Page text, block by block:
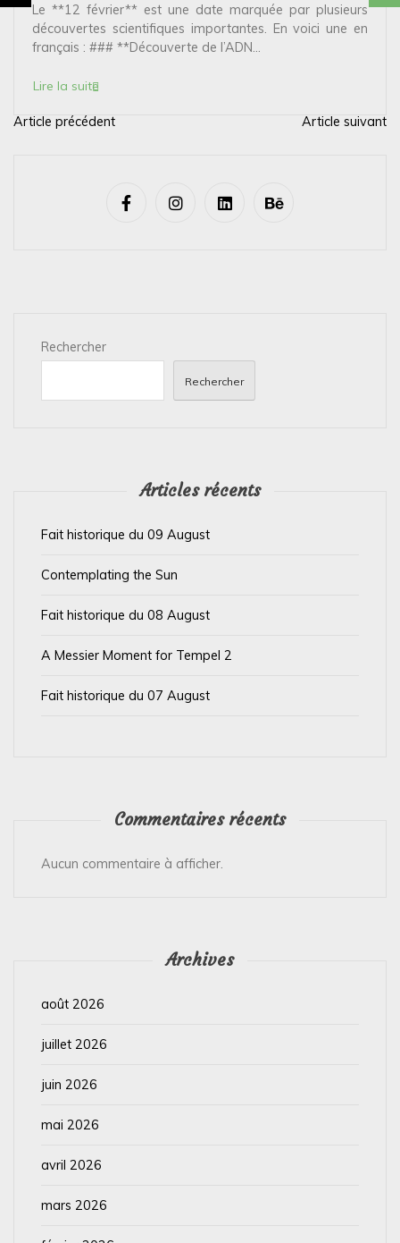
Le **12 février** est une date marquée par plusieurs
découvertes scientifiques importantes. En voici une en
français : ### **Découverte de l’ADN...
Lire la suite
N
Article précédent Article suivant
Rechercher
Rechercher
Articles récents
Fait historique du 09 August
Contemplating the Sun
Fait historique du 08 August
A Messier Moment for Tempel 2
Fait historique du 07 August
Commentaires récents
Aucun commentaire à afficher.
Archives
août 2026
juillet 2026
juin 2026
mai 2026
avril 2026
mars 2026